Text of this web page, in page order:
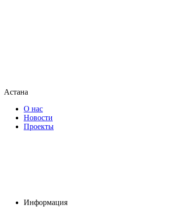
Астана
О нас
Новости
Проекты
Информация